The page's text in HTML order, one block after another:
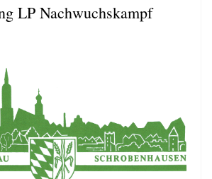
LP Nachwuchskampf